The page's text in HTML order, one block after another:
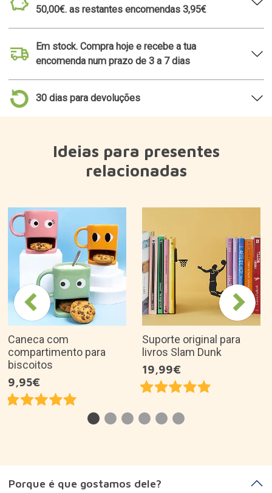
50,00€. as restantes encomendas 3,95€
Em stock. Compra hoje e recebe a tua
encomenda num prazo de 3 a 7 dias
30 dias para devoluções
Ideias para presentes
relacionadas
Caneca com
compartimento para
biscoitos
9,95€
Suporte original para
livros Slam Dunk
19,99€
Porque é que gostamos dele?